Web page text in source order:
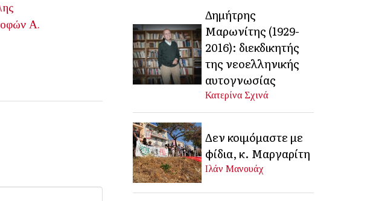
Α.
Δημήτρης
Μαρωνίτης (1929-
2016): διεκδικητής
της νεοελληνικής
αυτογνωσίας
Κατερίνα Σχινά
Δεν κοιμόμαστε με
φίδια, κ. Μαργαρίτη
Ιλάν Μανουάχ